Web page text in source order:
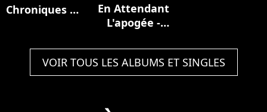
Chroniques Du
L'apogée
En Attendant
L'apogée -
Précommande
- Sortie Le
04/04
VOIR TOUS LES ALBUMS ET SINGLES